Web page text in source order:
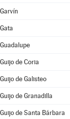
Garvín
Gata
Guadalupe
Guijo de Coria
Guijo de Galisteo
Guijo de Granadilla
Guijo de Santa Bárbara